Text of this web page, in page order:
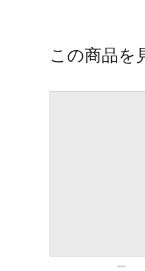
この商品を